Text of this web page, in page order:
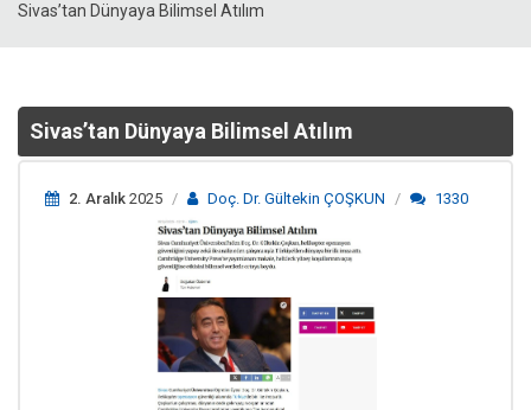
Sivas’tan Dünyaya Bilimsel Atılım
Sivas’tan Dünyaya Bilimsel Atılım
2. Aralık 2025 Doç. Dr. Gültekin ÇOŞKUN 1330